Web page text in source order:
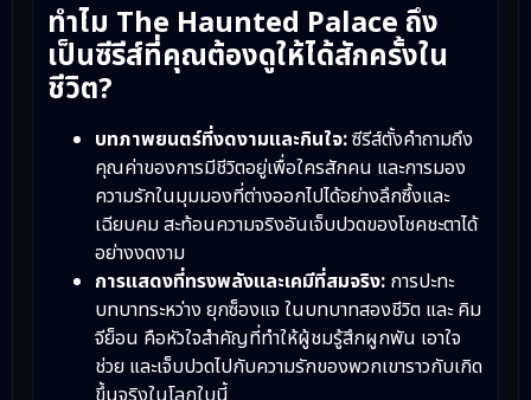
ทำไม The Haunted Palace ถึง
เป็นซีรีส์ที่คุณต้องดูให้ได้สักครั้งใน
ชีวิต?
บทภาพยนตร์ที่งดงามและกินใจ:ซีรีส์ตั้งคำถามถึง
คุณค่าของการมีชีวิตอยู่เพื่อใครสักคน และการมอง
ความรักในมุมมองที่ต่างออกไปได้อย่างลึกซึ้งและ
เฉียบคม สะท้อนความจริงอันเจ็บปวดของโชคชะตาได้
อย่างงดงาม
การแสดงที่ทรงพลังและเคมีที่สมจริง: การปะทะ
บทบาทระหว่าง ยุกซ็องแจ ในบทบาทสองชีวิต และ คิม
จีย็อน คือหัวใจสำคัญที่ทำให้ผู้ชมรู้สึกผูกพัน เอาใจ
ช่วย และเจ็บปวดไปกับความรักของพวกเขาราวกับเกิด